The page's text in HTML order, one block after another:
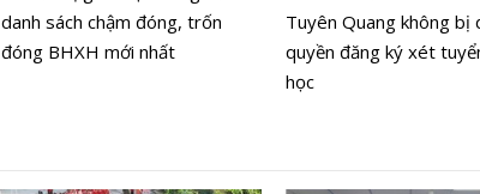
danh sách chậm đóng, trốn
đóng BHXH mới nhất
Tuyên Quang không bị
quyền đăng ký xét
học